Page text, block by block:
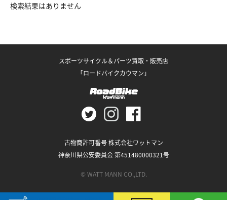
検索結果はありません
スポーツサイクル＆パーツ買取・販売店
「ロードバイクカウマン」
古物商許可番号 株式会社ワットマン
神奈川県公安委員会 第451480000321号
© WATT MANN CO.,LTD.